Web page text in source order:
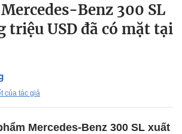
Benz 300 SL
triệu USD đã có mặt tại
của tác giả
Mercedes-Benz 300 SL xuất